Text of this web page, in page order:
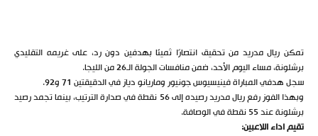
تمكن ريال مدريد من تحقيق انتصارًا ثمينًا بهدفين دون رد، على غريمه التقليدي
برشلونة، مساء اليوم الأحد، ضمن منافسات الجولة الـ26 من الليجا.
سجل هدفي المباراة فينيسيوس جونيور وماريانو دياز في الدقيقتين 71 و92.
وبهذا الفوز رفع ريال مدريد رصيده إلى 56 نقطة في صدارة الترتيب، بينما تجمد رصيد
برشلونة عند 55 نقطة في الوصافة.
تقيم اداء اللاعبين: